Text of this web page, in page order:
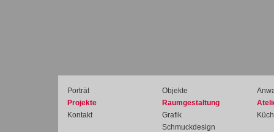
Porträt
Projekte
Kontakt
Objekte
Raumgestaltung
Grafik
Schmuckdesign